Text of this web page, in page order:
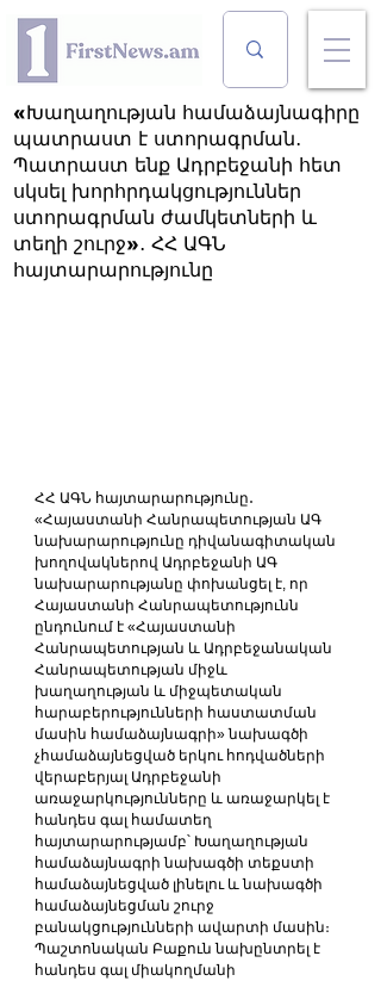
«Խաղաղության համաձայնագիրը
պատրաստ է ստորագրման․
Պատրաստ ենք Ադրբեջանի հետ
սկսել խորհրդակցություններ
ստորագրման ժամկետների և
տեղի շուրջ»․ ՀՀ ԱԳՆ
հայտարարությունը
ՀՀ ԱԳՆ հայտարարությունը․
«Հայաստանի Հանրապետության ԱԳ
նախարարությունը դիվանագիտական
խողովակներով Ադրբեջանի ԱԳ
նախարարությանը փոխանցել է, որ
Հայաստանի Հանրապետությունն
ընդունում է «Հայաստանի
Հանրապետության և Ադրբեջանական
Հանրապետության միջև
խաղաղության և միջպետական
հարաբերությունների հաստատման
մասին համաձայնագրի» նախագծի
չհամաձայնեցված երկու հոդվածների
վերաբերյալ Ադրբեջանի
առաջարկությունները և առաջարկել է
հանդես գալ համատեղ
հայտարարությամբ՝ Խաղաղության
համաձայնագրի նախագծի տեքստի
համաձայնեցված լինելու և նախագծի
համաձայնեցման շուրջ
բանակցությունների ավարտի մասին։
Պաշտոնական Բաքուն նախընտրել է
հանդես գալ միակողմանի